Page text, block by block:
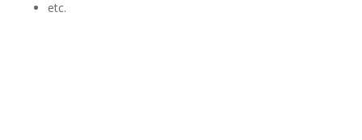
etc.